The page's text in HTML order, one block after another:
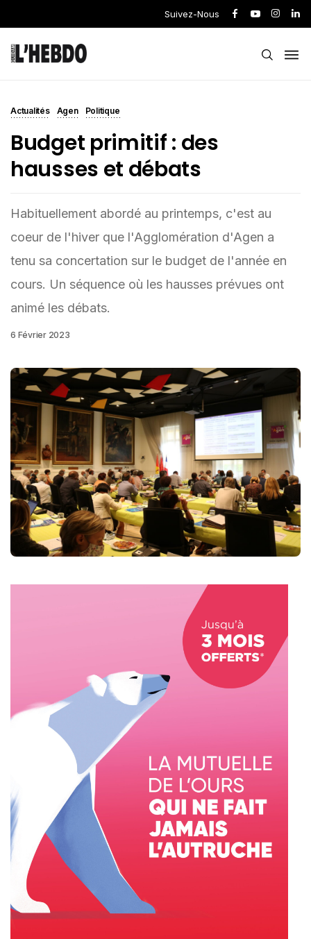
Suivez-Nous
Actualités Agen Politique
Budget primitif : des
hausses et débats
Habituellement abordé au printemps, c'est au
coeur de l'hiver que l'Agglomération d'Agen a
tenu sa concertation sur le budget de l'année en
cours. Un séquence où les hausses prévues ont
animé les débats.
6 Février 2023